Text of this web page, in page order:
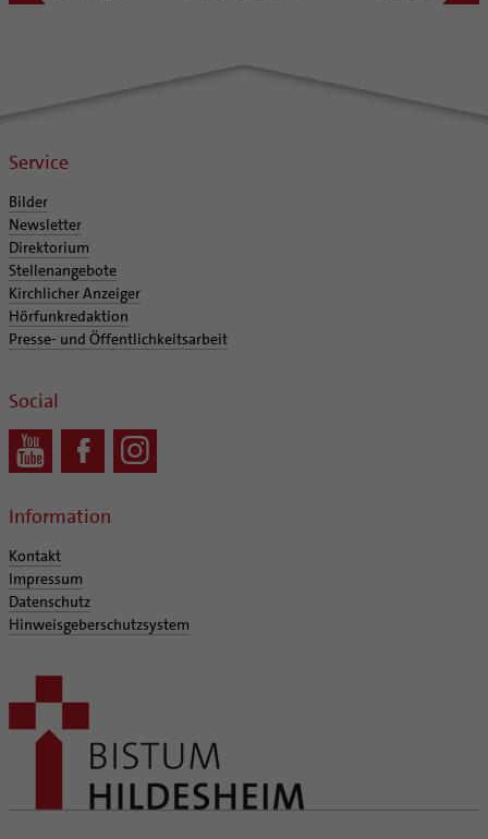
Service
Bilder
Newsletter
Direktorium
Stellenangebote
Kirchlicher Anzeiger
Hörfunkredaktion
Presse- und Öffentlichkeitsarbeit
Social
Information
Kontakt
Impressum
Datenschutz
Hinweisgeberschutzsystem